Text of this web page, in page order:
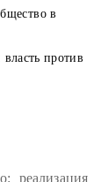
в
против
реализация